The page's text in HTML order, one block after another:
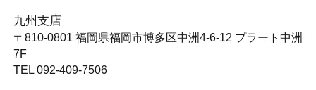
九州支店
〒810-0801 福岡県福岡市博多区中洲4-6-12 プラート中洲
7F
TEL 092-409-7506